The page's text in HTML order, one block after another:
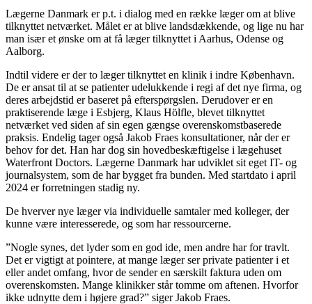
Lægerne Danmark er p.t. i dialog med en række læger om at blive
tilknyttet netværket. Målet er at blive landsdækkende, og lige nu har
man især et ønske om at få læger tilknyttet i Aarhus, Odense og
Aalborg.
Indtil videre er der to læger tilknyttet en klinik i indre København.
De er ansat til at se patienter udelukkende i regi af det nye firma, og
deres arbejdstid er baseret på efterspørgslen. Derudover er en
praktiserende læge i Esbjerg, Klaus Hölfle, blevet tilknyttet
netværket ved siden af sin egen gængse overenskomstbaserede
praksis. Endelig tager også Jakob Fraes konsultationer, når der er
behov for det. Han har dog sin hovedbeskæftigelse i lægehuset
Waterfront Doctors. Lægerne Danmark har udviklet sit eget IT- og
journalsystem, som de har bygget fra bunden. Med startdato i april
2024 er forretningen stadig ny.
De hverver nye læger via individuelle samtaler med kolleger, der
kunne være interesserede, og som har ressourcerne.
”Nogle synes, det lyder som en god ide, men andre har for travlt.
Det er vigtigt at pointere, at mange læger ser private patienter i et
eller andet omfang, hvor de sender en særskilt faktura uden om
overenskomsten. Mange klinikker står tomme om aftenen. Hvorfor
ikke udnytte dem i højere grad?” siger Jakob Fraes.